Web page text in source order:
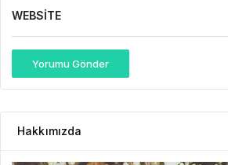
WEBSITE
Yorumu Gönder
Hakkımızda